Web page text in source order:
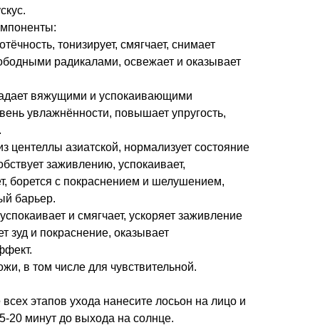
тонизирует, смягчает, снимает
радикалами, освежает и оказывает
вяжущими и успокаивающими
увлажнённости, повышает упругость,
центеллы азиатской, нормализует состояние
заживлению, успокаивает,
борется с покраснением и шелушением,
барьер.
и смягчает, ускоряет заживление
зуд и покраснение, оказывает
в том числе для чувствительной.
этапов ухода нанесите лосьон на лицо и
20 минут до выхода на солнце.